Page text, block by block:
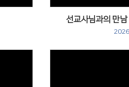
선교사님과의 만